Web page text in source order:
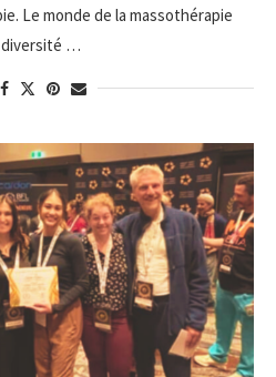
Le monde de la massothérapie
diversité …